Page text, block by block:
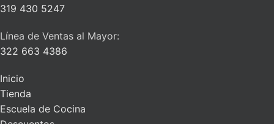
319 430 5247
Línea de Ventas al Mayor:
322 663 4386
Inicio
Tienda
Escuela de Cocina